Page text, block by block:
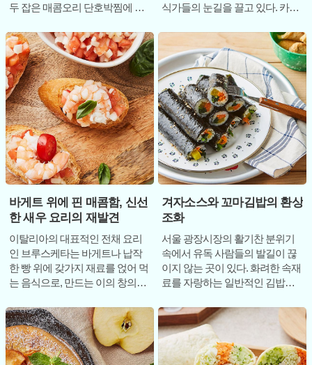
두 잡은 매콤오리 단호박찜에 주
기 요리라고
식가들의 눈길을 끌고 있다. 카레
메뉴 중 하나이
바게트 위에 핀 매콤함, 신선
한 새우 요리의 재발견
이탈리아의 대표적인 전채 요리
인 브루스케타는 바게트나 납작
한 빵 위에 갖가지 재료를 얹어 먹
는 음식으로, 만드는 이의 창의성
는 점이 큰 매
겨자소스와 꼬마김밥의 환상
조화
서울 광장시장의 활기찬 분위기
속에서 유독 사람들의 발길이 끊
이지 않는 곳이 있다. 화려한 속재
료를 자랑하는 일반적인 김밥과
한 크기에 단출한 재료